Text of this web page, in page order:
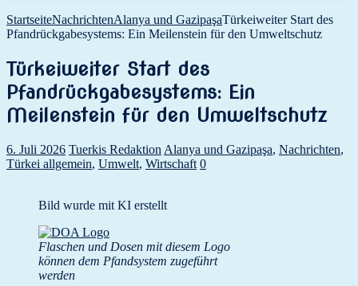
StartseiteNachrichtenAlanya und GazipaşaTürkeiweiter Start des
Pfandrückgabesystems: Ein Meilenstein für den Umweltschutz
Türkeiweiter Start des
Pfandrückgabesystems: Ein
Meilenstein für den Umweltschutz
6. Juli 2026 Tuerkis Redaktion Alanya und Gazipaşa, Nachrichten,
Türkei allgemein, Umwelt, Wirtschaft 0
Bild wurde mit KI erstellt
Flaschen und Dosen mit diesem Logo
können dem Pfandsystem zugeführt
werden